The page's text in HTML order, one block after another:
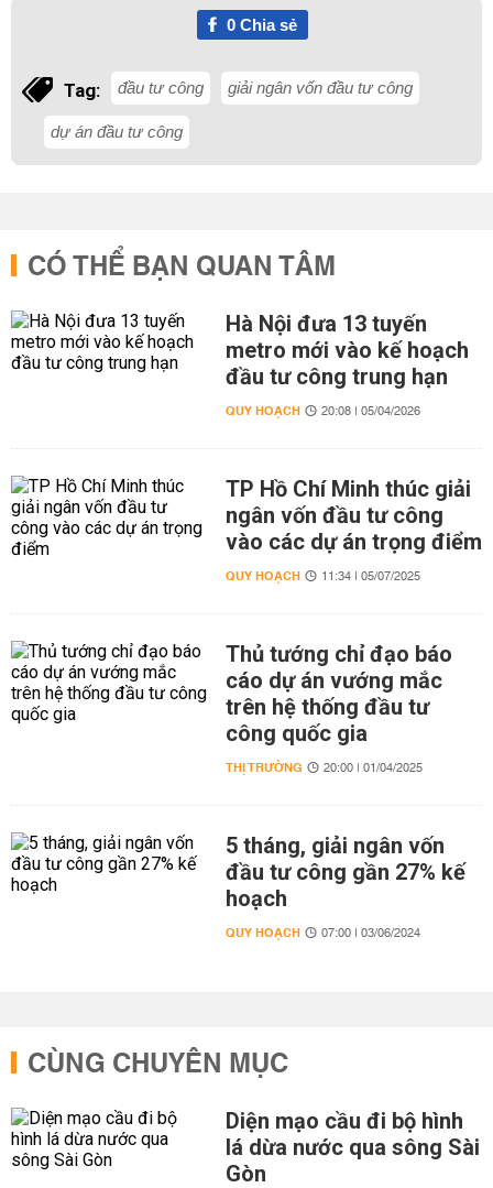
0Chia sẻ
Tag: đầu tư công giải ngân vốn đầu tư công
dự án đầu tư công
CÓ THỂ BẠN QUAN TÂM
Hà Nội đưa 13 tuyến
metro mới vào kế hoạch
đầu tư công trung hạn
QUY HOẠCH 20:08 | 05/04/2026
TP Hồ Chí Minh thúc giải
ngân vốn đầu tư công
vào các dự án trọng điểm
QUY HOẠCH 11:34 | 05/07/2025
Thủ tướng chỉ đạo báo
cáo dự án vướng mắc
trên hệ thống đầu tư
công quốc gia
THỊ TRƯỜNG 20:00 | 01/04/2025
5 tháng, giải ngân vốn
đầu tư công gần 27% kế
hoạch
QUY HOẠCH 07:00 | 03/06/2024
CÙNG CHUYÊN MỤC
Diện mạo cầu đi bộ hình
lá dừa nước qua sông Sài
Gòn